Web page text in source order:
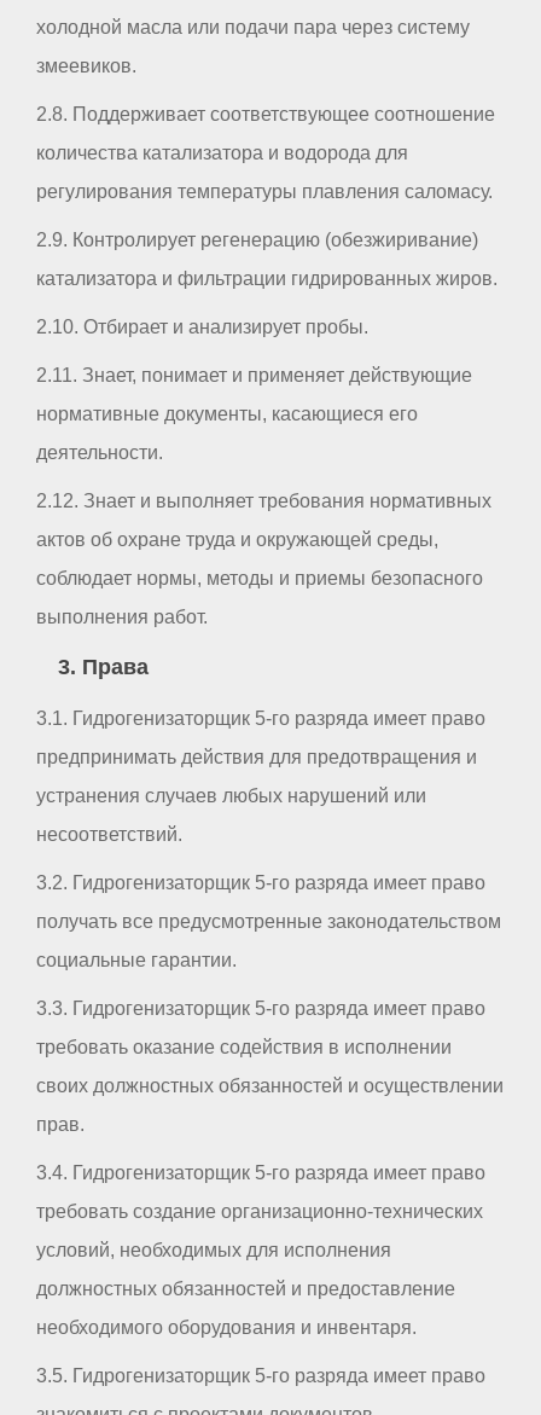
холодной масла или подачи пара через систему
змеевиков.
2.8. Поддерживает соответствующее соотношение
количества катализатора и водорода для
регулирования температуры плавления саломасу.
2.9. Контролирует регенерацию (обезжиривание)
катализатора и фильтрации гидрированных жиров.
2.10. Отбирает и анализирует пробы.
2.11. Знает, понимает и применяет действующие
нормативные документы, касающиеся его
деятельности.
2.12. Знает и выполняет требования нормативных
актов об охране труда и окружающей среды,
соблюдает нормы, методы и приемы безопасного
выполнения работ.
3. Права
3.1. Гидрогенизаторщик 5-го разряда имеет право
предпринимать действия для предотвращения и
устранения случаев любых нарушений или
несоответствий.
3.2. Гидрогенизаторщик 5-го разряда имеет право
получать все предусмотренные законодательством
социальные гарантии.
3.3. Гидрогенизаторщик 5-го разряда имеет право
требовать оказание содействия в исполнении
своих должностных обязанностей и осуществлении
прав.
3.4. Гидрогенизаторщик 5-го разряда имеет право
требовать создание организационно-технических
условий, необходимых для исполнения
должностных обязанностей и предоставление
необходимого оборудования и инвентаря.
3.5. Гидрогенизаторщик 5-го разряда имеет право